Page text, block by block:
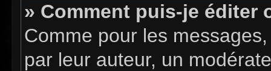
» Comment puis-je éditer
Comme pour les
par leur auteur, un